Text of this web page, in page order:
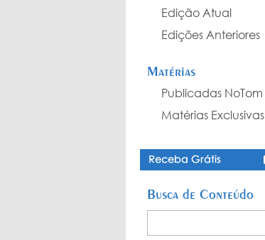
Edição Atual
Edições Anteriores
Matérias
Publicadas NoTom
Matérias Exclusivas
Busca de Conteúdo